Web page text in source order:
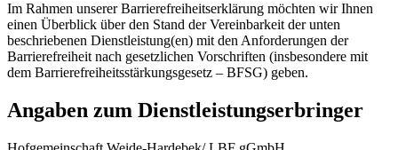
Im Rahmen unserer Barrierefreiheitserklärung möchten wir Ihnen
einen Überblick über den Stand der Vereinbarkeit der unten
beschriebenen Dienstleistung(en) mit den Anforderungen der
Barrierefreiheit nach gesetzlichen Vorschriften (insbesondere mit
dem Barrierefreiheitsstärkungsgesetz – BFSG) geben.
Angaben zum Dienstleistungserbringer